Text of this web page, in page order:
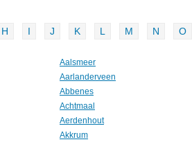
H I J K L M N O
Aalsmeer
Aarlanderveen
Abbenes
Achtmaal
Aerdenhout
Akkrum